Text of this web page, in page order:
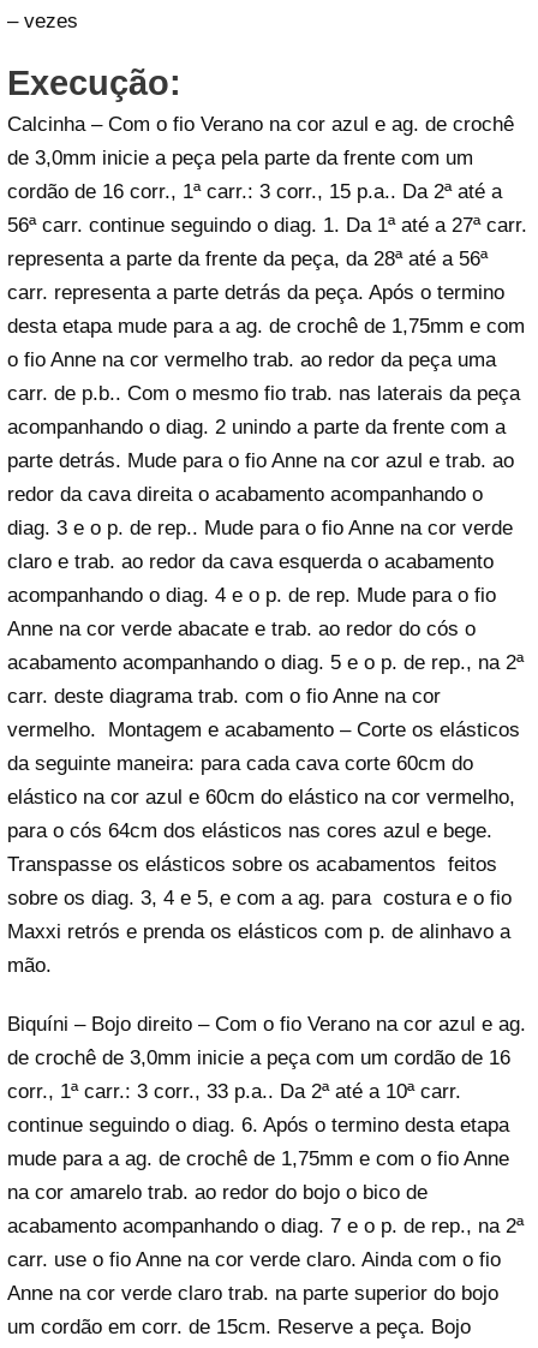
– vezes
Execução:
Calcinha – Com o fio Verano na cor azul e ag. de crochê
de 3,0mm inicie a peça pela parte da frente com um
cordão de 16 corr., 1ª carr.: 3 corr., 15 p.a.. Da 2ª até a
56ª carr. continue seguindo o diag. 1. Da 1ª até a 27ª carr.
representa a parte da frente da peça, da 28ª até a 56ª
carr. representa a parte detrás da peça. Após o termino
desta etapa mude para a ag. de crochê de 1,75mm e com
o fio Anne na cor vermelho trab. ao redor da peça uma
carr. de p.b.. Com o mesmo fio trab. nas laterais da peça
acompanhando o diag. 2 unindo a parte da frente com a
parte detrás. Mude para o fio Anne na cor azul e trab. ao
redor da cava direita o acabamento acompanhando o
diag. 3 e o p. de rep.. Mude para o fio Anne na cor verde
claro e trab. ao redor da cava esquerda o acabamento
acompanhando o diag. 4 e o p. de rep. Mude para o fio
Anne na cor verde abacate e trab. ao redor do cós o
acabamento acompanhando o diag. 5 e o p. de rep., na 2ª
carr. deste diagrama trab. com o fio Anne na cor
vermelho. Montagem e acabamento – Corte os elásticos
da seguinte maneira: para cada cava corte 60cm do
elástico na cor azul e 60cm do elástico na cor vermelho,
para o cós 64cm dos elásticos nas cores azul e bege.
Transpasse os elásticos sobre os acabamentos feitos
sobre os diag. 3, 4 e 5, e com a ag. para costura e o fio
Maxxi retrós e prenda os elásticos com p. de alinhavo a
mão.
Biquíni – Bojo direito – Com o fio Verano na cor azul e ag.
de crochê de 3,0mm inicie a peça com um cordão de 16
corr., 1ª carr.: 3 corr., 33 p.a.. Da 2ª até a 10ª carr.
continue seguindo o diag. 6. Após o termino desta etapa
mude para a ag. de crochê de 1,75mm e com o fio Anne
na cor amarelo trab. ao redor do bojo o bico de
acabamento acompanhando o diag. 7 e o p. de rep., na 2ª
carr. use o fio Anne na cor verde claro. Ainda com o fio
Anne na cor verde claro trab. na parte superior do bojo
um cordão em corr. de 15cm. Reserve a peça. Bojo